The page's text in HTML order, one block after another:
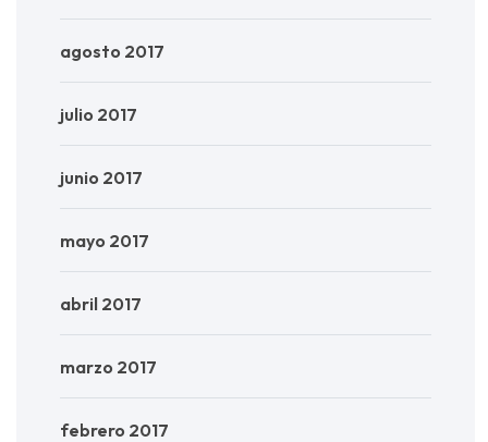
agosto 2017
julio 2017
junio 2017
mayo 2017
abril 2017
marzo 2017
febrero 2017